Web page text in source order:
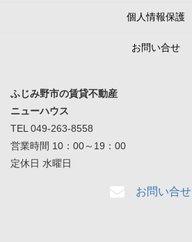
個人情報保護
お問い合せ
ふじみ野市の賃貸不動産
ニューハウス
TEL 049-263-8558
営業時間 10：00～19：00
定休日 水曜日
お問い合せ